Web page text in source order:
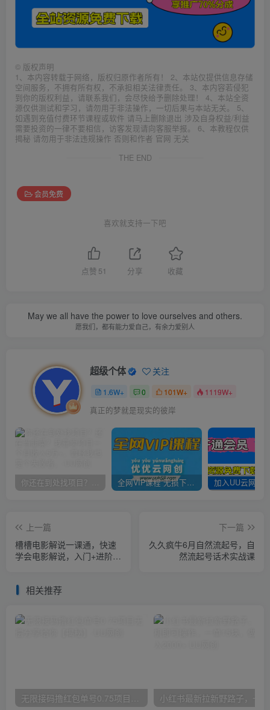
© 版权声明
1、本内容转载于网络，版权归原作者所有！ 2、本站仅提供信息存储
空间服务，不拥有所有权，不承担相关法律责任。 3、本内容若侵犯
到你的版权利益，请联系我们，会尽快给予删除处理！ 4、本站全资
源仅供测试和学习，请勿用于非法操作，一切后果与本站无关。 5、
如遇到充值付费环节课程或软件 请马上删除退出 涉及自身权益/利益
需要投资的一律不要相信，访客发现请向客服举报。 6、本教程仅供
揭秘 请勿用于非法违规操作 否则和作者 官网 无关
THE END
会员免费
喜欢就支持一下吧
点赞 51 分享 收藏
May we all have the power to love ourselves and others.
愿我们，都有能力爱自己，有余力爱别人
超级个体 关注
1.6W+ 0 101W+ 1119W+
真正的梦就是现实的彼岸
你还在到处找项目？还在当韭菜？我靠卖项目一个月收入5万+，曾经我也是个失败者。 全网VIP课程 无损下载~
上一篇
槽槽电影解说一课通，快速
学会电影解说，入门+进阶
下一篇
久久疯牛6月自然流起号，​自
然流起号话术实战课
相关推荐
无限接码撸红包单号0.75项目无偿分享给你【揭秘】